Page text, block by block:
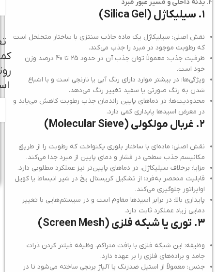
بدنه داخلی و مسیر عبور مبرد
۱. سیلیکاژل ( Silica Gel)
نقش اصلی: سیلیکاژل یک ماده جاذب سنتزی با ساختار متخلخل است
که رطوبت موجود در مبرد را جذب می‌کند.
ظرفیت جذب: معمولاً توان جذب آن در حدود 25 تا 40 درصد وزن
خود است.
ویژگی‌ها: در بیشتر موارد دارای رنگ آبی یا نارنجی است و با اشباع
شدن به رنگ صورتی یا سفید تغییر رنگ می‌دهد.
محدودیت‌ها: در دماهای پایین راندمان جذب رطوبت کاهش می‌یابد و
در معرض اسیدها پایداری کمی دارد.
۲. غربال مولکولی ( Molecular Sieve)
نقش اصلی: ماده‌ای با ساختار بلوری یکنواخت که رطوبت را از طریق
مکانیسم جذب سطحی در فشار و دمای پایین از مبرد جدا می‌کند.
مزایا: برخلاف سیلیکاژل، در دماهای پایین‌تر نیز عملکرد مطلوبی دارد.
قابلیت منحصر به‌فرد: از تشکیل کریستال یخ در شیر انبساط یا کویل
اواپراتور جلوگیری می‌کند.
پایداری بالا: در برابر اسیدها مقاوم است و در سیستم‌هایی با تغییر
دمایی زیاد عملکرد ثابت دارد.
۳. توری یا شبکه فلزی ( Screen Mesh)
وظیفه: این شبکه فلزی با بافت متراکم، وظیفه فیلتر کردن ذرات
جامد و براده‌های فلزی را بر عهده دارد.
جنس: معمولاً از استیل ضدزنگ یا آلیاژ برنجی ساخته می‌شود تا در